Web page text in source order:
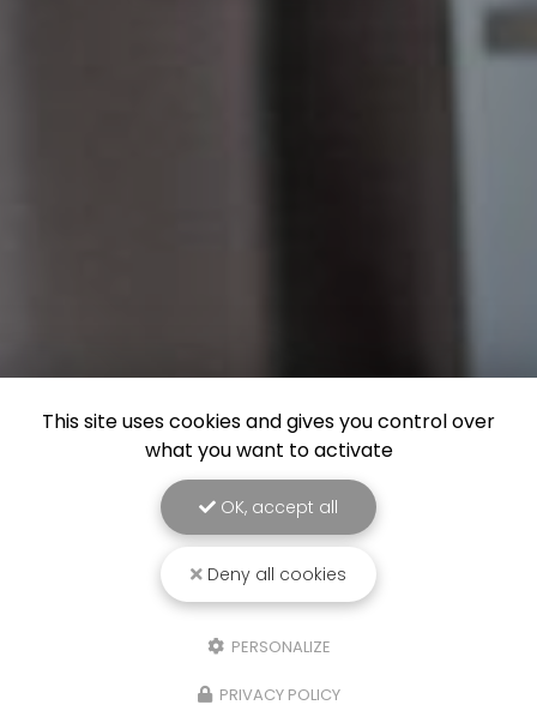
This site uses cookies and gives you control over
what you want to activate
OK, accept all
Deny all cookies
PERSONALIZE
PRIVACY POLICY